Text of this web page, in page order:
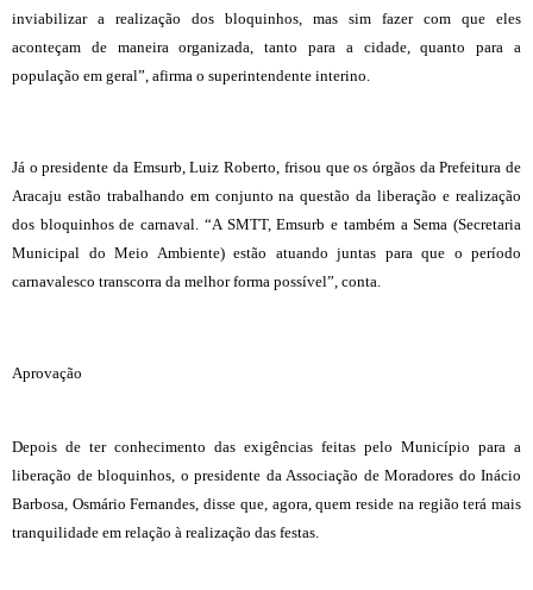
inviabilizar a realização dos bloquinhos, mas sim fazer com que eles
aconteçam de maneira organizada, tanto para a cidade, quanto para a
população em geral”, afirma o superintendente interino.
Já o presidente da Emsurb, Luiz Roberto, frisou que os órgãos da Prefeitura de
Aracaju estão trabalhando em conjunto na questão da liberação e realização
dos bloquinhos de carnaval. “A SMTT, Emsurb e também a Sema (Secretaria
Municipal do Meio Ambiente) estão atuando juntas para que o período
carnavalesco transcorra da melhor forma possível”, conta.
Aprovação
Depois de ter conhecimento das exigências feitas pelo Município para a
liberação de bloquinhos, o presidente da Associação de Moradores do Inácio
Barbosa, Osmário Fernandes, disse que, agora, quem reside na região terá mais
tranquilidade em relação à realização das festas.